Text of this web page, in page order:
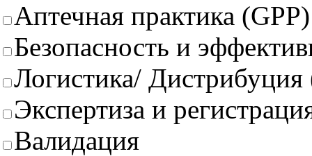
Аптечная практика (GPP)
Безопасность и
Логистика/
Экспертиза и
Валидация